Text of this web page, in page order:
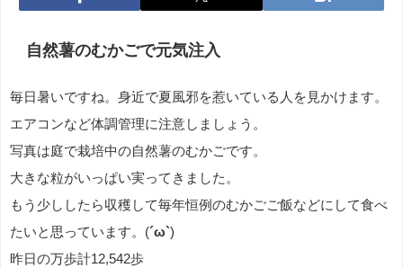
自然薯のむかごで元気注入
毎日暑いですね。身近で夏風邪を惹いている人を見かけます。
エアコンなど体調管理に注意しましょう。
写真は庭で栽培中の自然薯のむかごです。
大きな粒がいっぱい実ってきました。
もう少ししたら収穫して毎年恒例のむかごご飯などにして食べ
たいと思っています。(´ω`)
昨日の万歩計12,542歩